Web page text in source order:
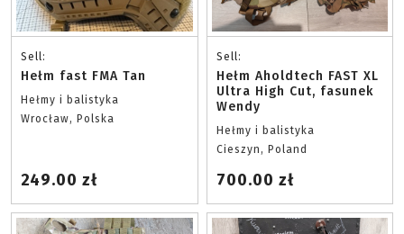
Sell:
Hełm fast FMA Tan
Hełmy i balistyka
Wrocław, Polska
249.00 zł
Sell:
Hełm Aholdtech FAST XL
Ultra High Cut, fasunek
Wendy
Hełmy i balistyka
Cieszyn, Poland
700.00 zł